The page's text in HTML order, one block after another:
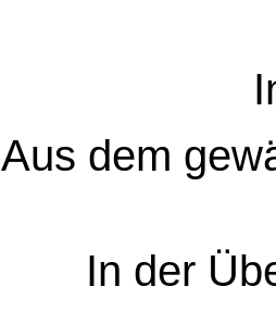
Aus dem
In der